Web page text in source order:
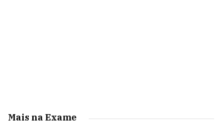
Mais na Exame